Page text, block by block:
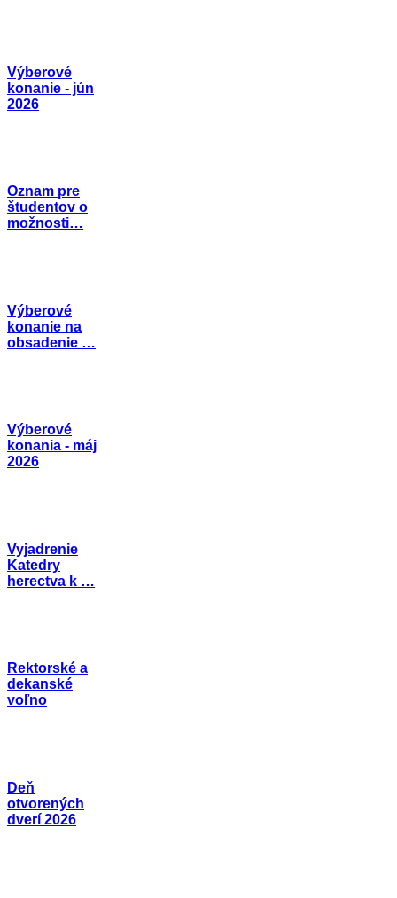
Výberové
konanie - jún
2026
Oznam pre
študentov o
možnosti…
Výberové
konanie na
obsadenie …
Výberové
konania - máj
2026
Vyjadrenie
Katedry
herectva k …
Rektorské a
dekanské
voľno
Deň
otvorených
dverí 2026